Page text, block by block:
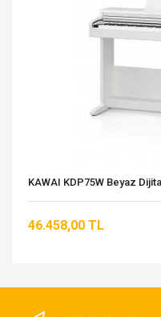
KAWAI KDP75W Beyaz
46.458,00 TL